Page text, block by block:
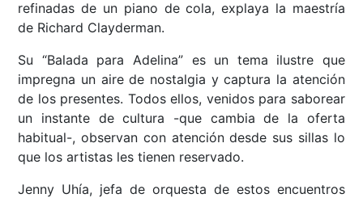
refinadas de un piano de cola, explaya la maestría
de Richard Clayderman.
Su “Balada para Adelina” es un tema ilustre que
impregna un aire de nostalgia y captura la atención
de los presentes. Todos ellos, venidos para saborear
un instante de cultura -que cambia de la oferta
habitual-, observan con atención desde sus sillas lo
que los artistas les tienen reservado.
Jenny Uhía, jefa de orquesta de estos encuentros